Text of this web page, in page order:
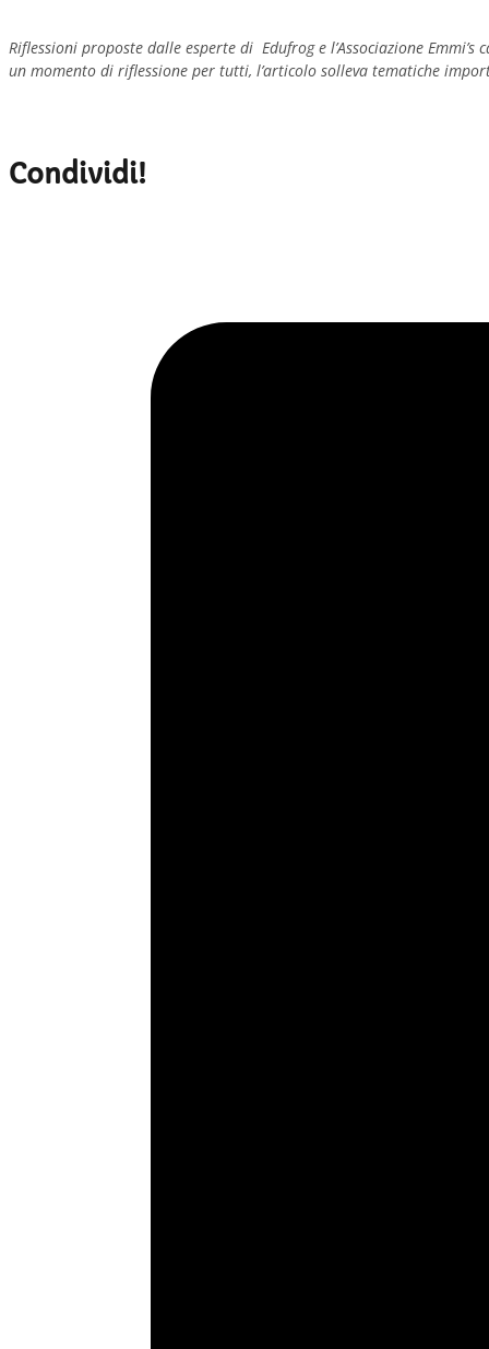
Riflessioni proposte dalle esperte di Edufrog e l’Associazione
un momento di riflessione per tutti, l’articolo solleva tematiche
Condividi!